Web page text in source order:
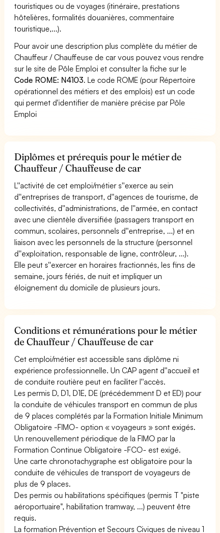
touristiques ou de voyages (itinéraire, prestations
hôtelières, formalités douanières, commentaire
touristique,...).
Pour avoir une description plus complète du métier de
Chauffeur / Chauffeuse de car vous pouvez vous rendre
sur le site de Pôle Emploi et consulter la fiche sur le
Code ROME: N4103. Le code ROME (pour Répertoire
opérationnel des métiers et des emplois) est un code
qui permet d'identifier de manière précise par Pôle
Emploi
Diplômes et prérequis pour le métier de
Chauffeur / Chauffeuse de car
L''activité de cet emploi/métier s''exerce au sein
d''entreprises de transport, d''agences de tourisme, de
collectivités, d''administrations, de l''armée, en contact
avec une clientèle diversifiée (passagers transport en
commun, scolaires, personnels d''entreprise, ...) et en
liaison avec les personnels de la structure (personnel
d''exploitation, responsable de ligne, contrôleur, ...).
Elle peut s''exercer en horaires fractionnés, les fins de
semaine, jours fériés, de nuit et impliquer un
éloignement du domicile de plusieurs jours.
Conditions et rémunérations pour le métier
de Chauffeur / Chauffeuse de car
Cet emploi/métier est accessible sans diplôme ni
expérience professionnelle. Un CAP agent d''accueil et
de conduite routière peut en faciliter l''accès.
Les permis D, D1, D1E, DE (précédemment D et ED) pour
la conduite de véhicules transport en commun de plus
de 9 places complétés par la Formation Initiale Minimum
Obligatoire -FIMO- option « voyageurs » sont exigés.
Un renouvellement périodique de la FIMO par la
Formation Continue Obligatoire -FCO- est exigé.
Une carte chronotachygraphe est obligatoire pour la
conduite de véhicules de transport de voyageurs de
plus de 9 places.
Des permis ou habilitations spécifiques (permis T "piste
aéroportuaire", habilitation tramway, ...) peuvent être
requis.
La formation Prévention et Secours Civiques de niveau 1